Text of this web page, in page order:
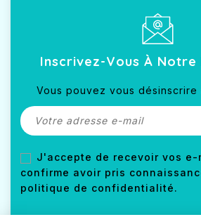
Inscrivez-Vous À
Vous pouvez vous désinscrire
J'accepte de recevoir vos e-
confirme avoir pris
politique de confidentialité.